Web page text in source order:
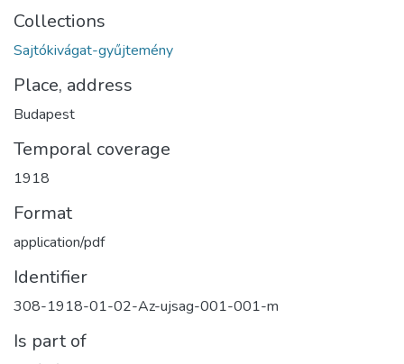
Collections
Sajtókivágat-gyűjtemény
Place, address
Budapest
Temporal coverage
1918
Format
application/pdf
Identifier
308-1918-01-02-Az-ujsag-001-001-m
Is part of